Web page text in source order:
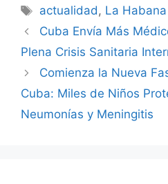
Tags
actualidad, La Habana
Cuba Envía Más
Plena Crisis Sanitaria
Comienza la Nueva
Cuba: Miles de Niños
Neumonías y Meningitis